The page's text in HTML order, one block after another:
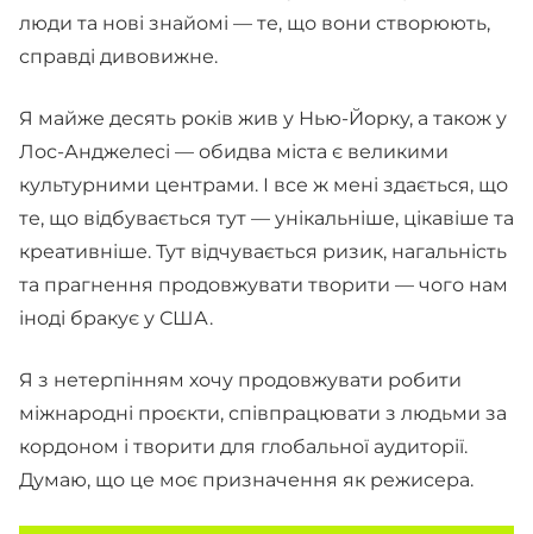
люди та нові знайомі — те, що вони створюють,
справді дивовижне.
Я майже десять років жив у Нью-Йорку, а також у
Лос-Анджелесі — обидва міста є великими
культурними центрами. І все ж мені здається, що
те, що відбувається тут — унікальніше, цікавіше та
креативніше. Тут відчувається ризик, нагальність
та прагнення продовжувати творити — чого нам
іноді бракує у США.
Я з нетерпінням хочу продовжувати робити
міжнародні проєкти, співпрацювати з людьми за
кордоном і творити для глобальної аудиторії.
Думаю, що це моє призначення як режисера.